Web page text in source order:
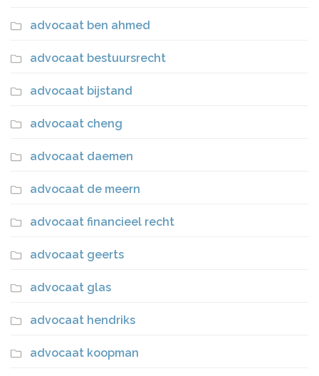
advocaat ben ahmed
advocaat bestuursrecht
advocaat bijstand
advocaat cheng
advocaat daemen
advocaat de meern
advocaat financieel recht
advocaat geerts
advocaat glas
advocaat hendriks
advocaat koopman